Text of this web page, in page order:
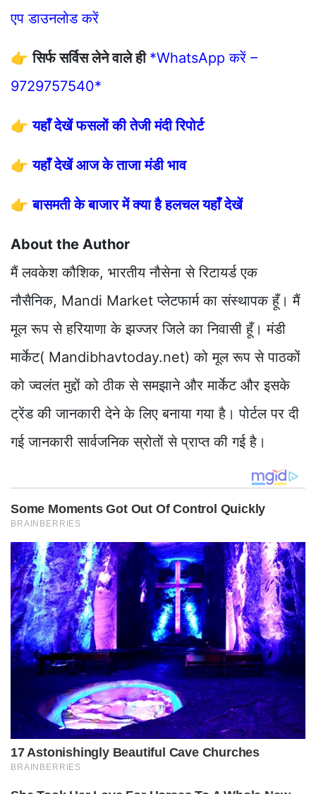
एप डाउनलोड करें
👉सिर्फ सर्विस लेने वाले ही *WhatsApp करें –
9729757540*
👉यहाँ देखें फसलों की तेजी मंदी रिपोर्ट
👉यहाँ देखें आज के ताजा मंडी भाव
👉बासमती के बाजार में क्या है हलचल यहाँ देखें
About the Author
मैं लवकेश कौशिक, भारतीय नौसेना से रिटायर्ड एक
नौसैनिक, Mandi Market प्लेटफार्म का संस्थापक हूँ। मैं
मूल रूप से हरियाणा के झज्जर जिले का निवासी हूँ। मंडी
मार्केट( Mandibhavtoday.net) को मूल रूप से पाठकों
को ज्वलंत मुद्दों को ठीक से समझाने और मार्केट और इसके
ट्रेंड की जानकारी देने के लिए बनाया गया है। पोर्टल पर दी
गई जानकारी सार्वजनिक स्रोतों से प्राप्त की गई है।